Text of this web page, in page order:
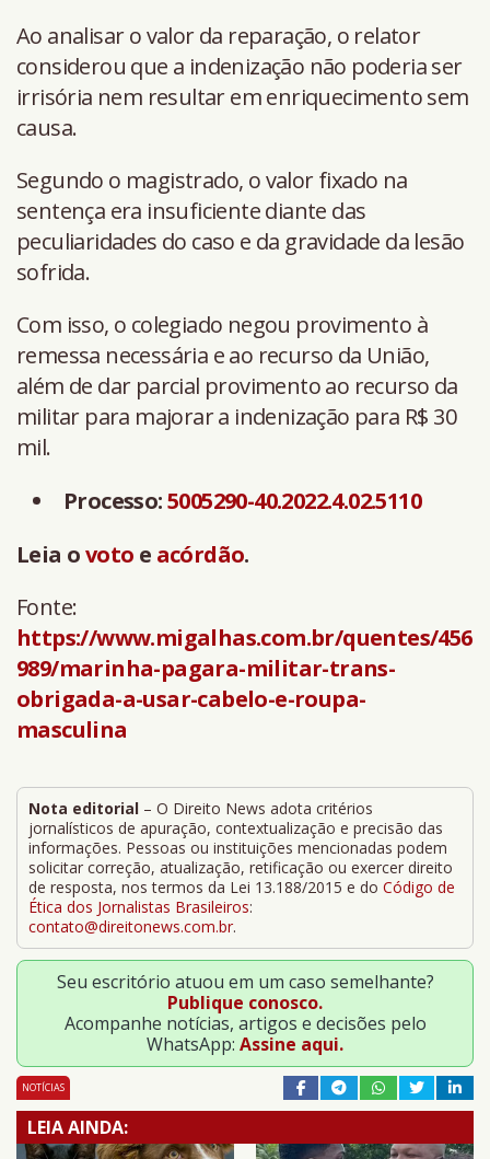
Ao analisar o valor da reparação, o relator
considerou que a indenização não poderia ser
irrisória nem resultar em enriquecimento sem
causa.
Segundo o magistrado, o valor fixado na
sentença era insuficiente diante das
peculiaridades do caso e da gravidade da lesão
sofrida.
Com isso, o colegiado negou provimento à
remessa necessária e ao recurso da União,
além de dar parcial provimento ao recurso da
militar para majorar a indenização para R$ 30
mil.
Processo:5005290-40.2022.4.02.5110
Leia ovoto e acórdão.
Fonte:
https://www.migalhas.com.br/quentes/456
989/marinha-pagara-militar-trans-
obrigada-a-usar-cabelo-e-roupa-
masculina
Nota editorial – O Direito News adota critérios
jornalísticos de apuração, contextualização e precisão das
informações. Pessoas ou instituições mencionadas podem
solicitar correção, atualização, retificação ou exercer direito
de resposta, nos termos da Lei 13.188/2015 e do Código de
Ética dos Jornalistas Brasileiros:
contato@direitonews.com.br.
Seu escritório atuou em um caso semelhante?
Publique conosco.
Acompanhe notícias, artigos e decisões pelo
WhatsApp: Assine aqui.
NOTÍCIAS
LEIA AINDA: